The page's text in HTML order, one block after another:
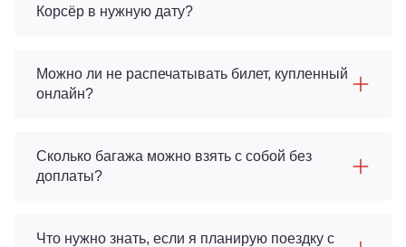
Корсёр в нужную дату?
Можно ли не распечатывать билет, купленный
онлайн?
Сколько багажа можно взять с собой без
доплаты?
Что нужно знать, если я планирую поездку с